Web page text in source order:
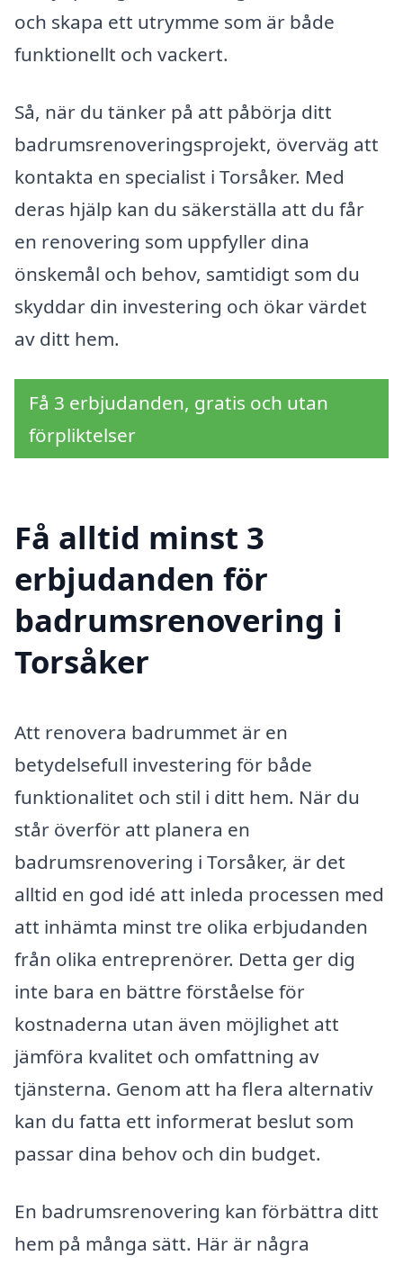
och skapa ett utrymme som är både
funktionellt och vackert.
Så, när du tänker på att påbörja ditt
badrumsrenoveringsprojekt, överväg att
kontakta en specialist i Torsåker. Med
deras hjälp kan du säkerställa att du får
en renovering som uppfyller dina
önskemål och behov, samtidigt som du
skyddar din investering och ökar värdet
av ditt hem.
Få 3 erbjudanden, gratis och utan
förpliktelser
Få alltid minst 3
erbjudanden för
badrumsrenovering i
Torsåker
Att renovera badrummet är en
betydelsefull investering för både
funktionalitet och stil i ditt hem. När du
står överför att planera en
badrumsrenovering i Torsåker, är det
alltid en god idé att inleda processen med
att inhämta minst tre olika erbjudanden
från olika entreprenörer. Detta ger dig
inte bara en bättre förståelse för
kostnaderna utan även möjlighet att
jämföra kvalitet och omfattning av
tjänsterna. Genom att ha flera alternativ
kan du fatta ett informerat beslut som
passar dina behov och din budget.
En badrumsrenovering kan förbättra ditt
hem på många sätt. Här är några